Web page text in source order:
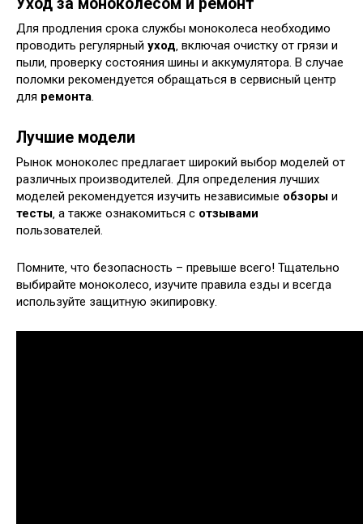
Уход за моноколесом и ремонт
Для продления срока службы моноколеса необходимо
проводить регулярный уход‚ включая очистку от грязи и
пыли‚ проверку состояния шины и аккумулятора. В случае
поломки рекомендуется обращаться в сервисный центр
для ремонта.
Лучшие модели
Рынок моноколес предлагает широкий выбор моделей от
различных производителей. Для определения лучших
моделей рекомендуется изучить независимые обзоры и
тесты‚ а также ознакомиться с отзывами
пользователей.
Помните‚ что безопасность – превыше всего! Тщательно
выбирайте моноколесо‚ изучите правила езды и всегда
используйте защитную экипировку.